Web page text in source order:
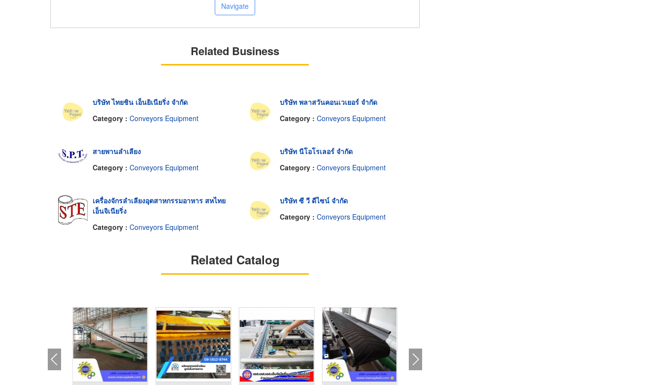
Navigate
Related Business
บริษัท ไทยชิน เอ็นยิเนียริ่ง จำกัด
Category : Conveyors Equipment
บริษัท พลาสวันคอนเวเยอร์ จำกัด
Category : Conveyors Equipment
สายพานลำเลียง
Category : Conveyors Equipment
บริษัท นีโอโรเลอร์ จำกัด
Category : Conveyors Equipment
เครื่องจักรลำเลียงอุตสาหกรรมอาหาร สหไทย
เอ็นจิเนียริ่ง
Category : Conveyors Equipment
บริษัท ซี วี ดีไซน์ จำกัด
Category : Conveyors Equipment
Related Catalog